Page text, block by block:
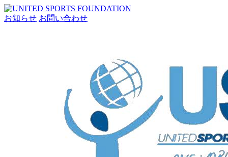
お知らせ お問い合わせ